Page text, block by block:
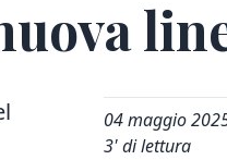
04 maggio
3' di lettura